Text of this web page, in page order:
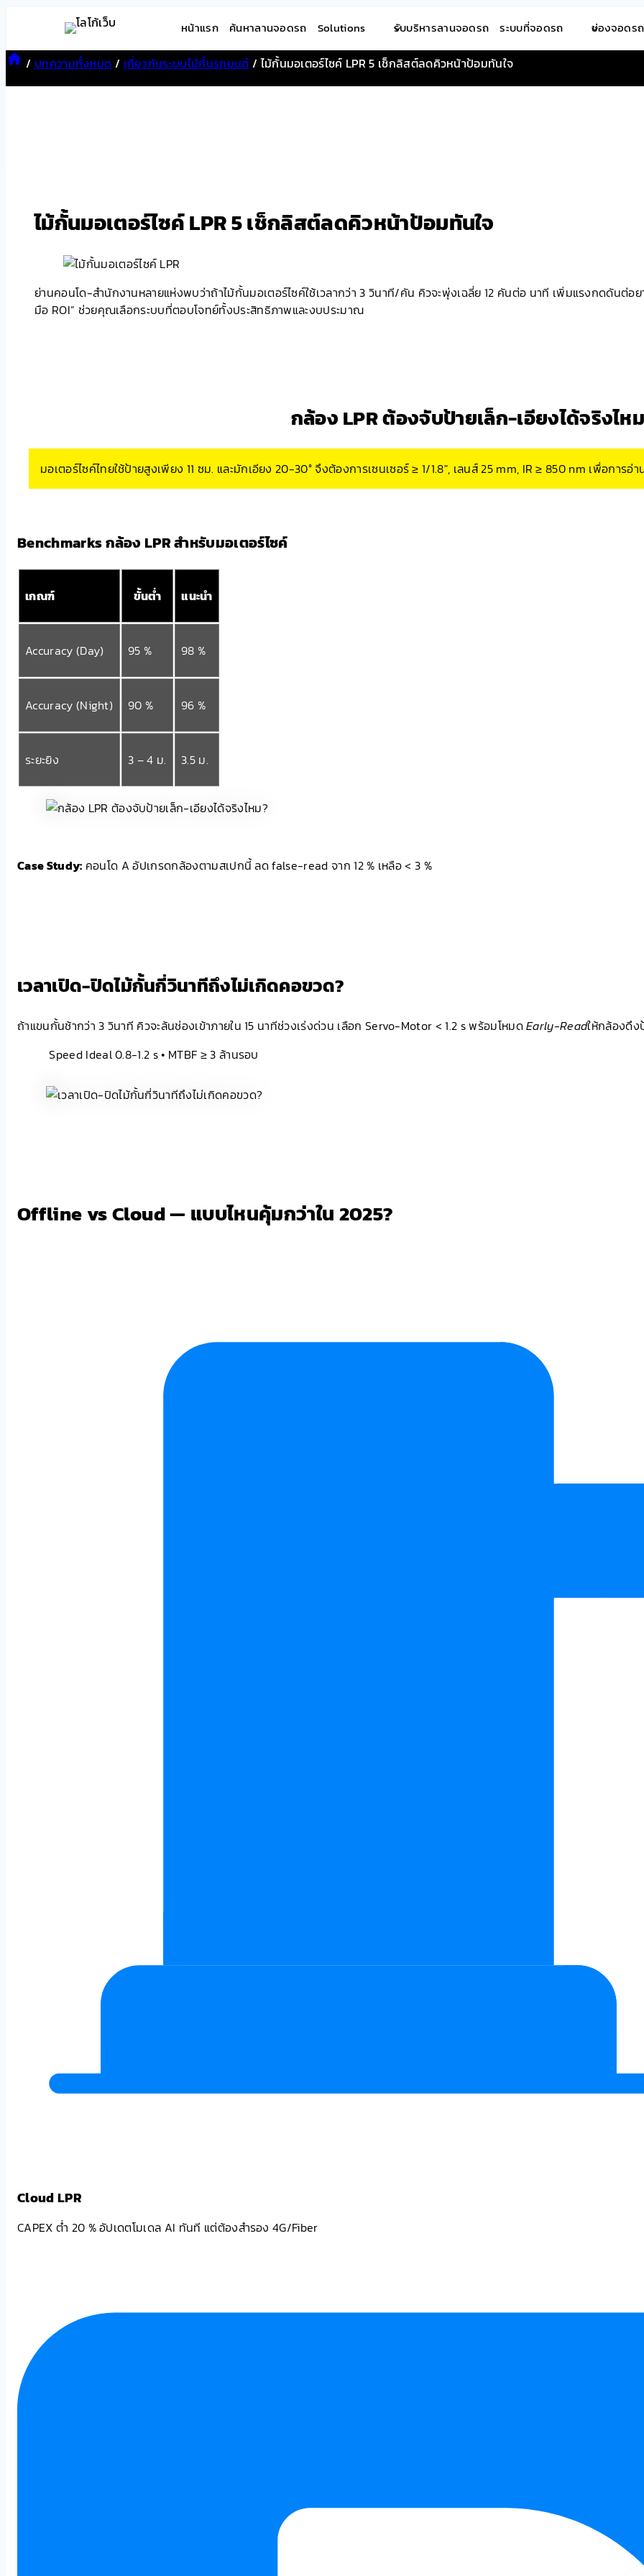
content
หน้าแรก ค้นหาลานจอดรถ Solutions รับบริหารลานจอดรถ ระบบที่จอดรถ ช่องจอดรถ
/ บทความทั้งหมด / เกี่ยวกับระบบไม้กั้นรถยนต์ / ไม้กั้นมอเตอร์ไซค์ LPR 5 เช็กลิสต์ลดคิวหน้าป้อมทันใจ
ไม้กั้นมอเตอร์ไซค์ LPR 5 เช็กลิสต์ลดคิวหน้าป้อมทันใจ
ย่านคอนโด-สำนักงานหลายแห่งพบว่าถ้าไม้กั้นมอเตอร์ไซค์ใช้เวลากว่า 3 วินาที/คัน คิวจะพุ่งเฉลี่ย 12 คันต่อ นาที เพิ่มแรงกดดันต่อ
มือ ROI” ช่วยคุณเลือกระบบที่ตอบโจทย์ทั้งประสิทธิภาพและงบประมาณ
กล้อง LPR ต้องจับป้ายเล็ก-เอียงได้จริงไห
มอเตอร์ไซค์ไทยใช้ป้ายสูงเพียง 11 ซม. และมักเอียง 20-30° จึงต้องการเซนเซอร์ ≥ 1/1.8″, เลนส์ 25 mm, IR ≥ 850 nm เพื่อการ
Benchmarks กล้อง LPR สำหรับมอเตอร์ไซค์
เกณฑ์ ขั้นต่ำ แนะนำ
Accuracy (Day) 95 % 98 %
Accuracy (Night) 90 % 96 %
ระยะยิง 3 – 4 ม. 3.5 ม.
Case Study: คอนโด A อัปเกรดกล้องตามสเปกนี้ ลด false-read จาก 12 % เหลือ < 3 %
เวลาเปิด-ปิดไม้กั้นกี่วินาทีถึงไม่เกิดคอขวด?
ถ้าแขนกั้นช้ากว่า 3 วินาที คิวจะล้นช่องเข้าภายใน 15 นาทีช่วงเร่งด่วน เลือก Servo-Motor < 1.2 s พร้อมโหมดEarly-Readให้กล้องดึง
Speed Ideal 0.8-1.2 s • MTBF ≥ 3 ล้านรอบ
Offline vs Cloud — แบบไหนคุ้มกว่าใน 2025?
Cloud LPR
CAPEX ต่ำ 20 % อัปเดตโมเดล AI ทันที แต่ต้องสำรอง 4G/Fiber